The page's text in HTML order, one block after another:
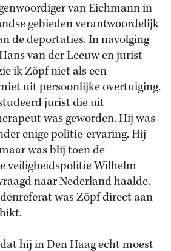
van Eichmann in
gebieden verantwoordelijk
de deportaties. In navolging
van der Leeuw en jurist
ik Zöpf niet als een
uit persoonlijke overtuiging.
jurist die uit
was geworden. Hij was
enige politie-ervaring. Hij
was blij toen de
veiligheidspolitie Wilhelm
naar Nederland haalde.
was Zöpf direct aan
hij in Den Haag echt moest